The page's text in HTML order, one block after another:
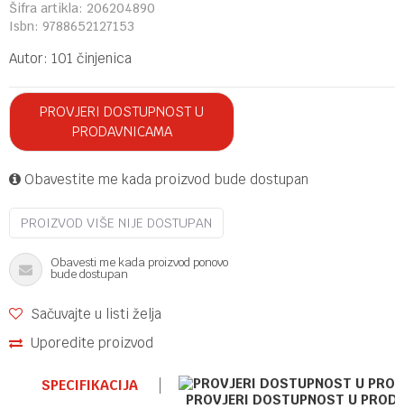
Šifra artikla: 206204890
Isbn: 9788652127153
Autor: 101 činjenica
PROVJERI DOSTUPNOST U
PRODAVNICAMA
Obavestite me kada proizvod bude dostupan
PROIZVOD VIŠE NIJE DOSTUPAN
Obavesti me kada proizvod ponovo
bude dostupan
Sačuvajte u listi želja
Uporedite proizvod
SPECIFIKACIJA
PROVJERI DOSTUPNOST U